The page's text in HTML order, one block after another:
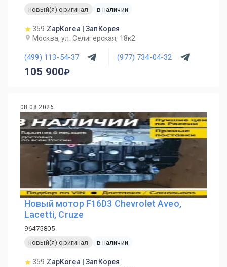
новый(я) оригинал
в наличии
359 ZapKorea | ЗапКорея
Москва, ул. Селигерская, 18к2
(499) 113-54-37 (977) 734-04-32
105 900
08.08.2026
Новый мотор F16D3 Chevrolet Aveo,
Lacetti, Cruze
96475805
новый(я) оригинал
в наличии
359 ZapKorea | ЗапКорея